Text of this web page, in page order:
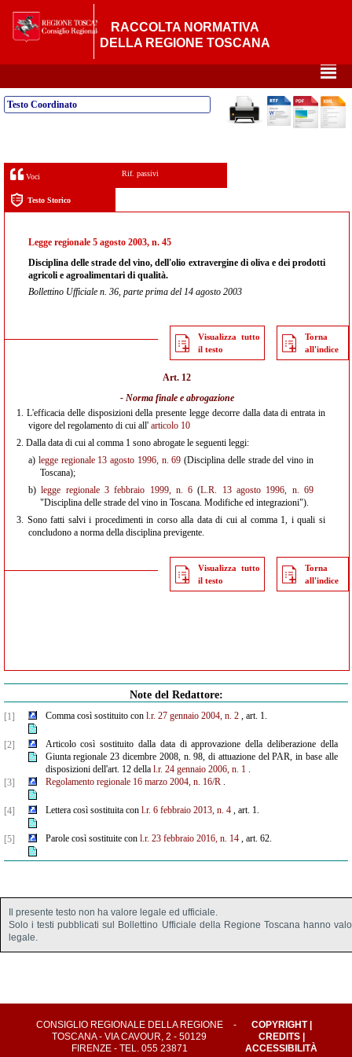
RACCOLTA NORMATIVA
DELLA REGIONE TOSCANA
²
Testo Coordinato
Voci Rif. passivi
Testo Storico
Legge regionale 5 agosto 2003, n. 45
Disciplina delle strade del vino, dell'olio extravergine di oliva e dei prodotti
agricoli e agroalimentari di qualità.
Bollettino Ufficiale n. 36, parte prima del 14 agosto 2003
Visualizza tutto
il testo
Torna
all'indice
Art. 12
- Norma finale e abrogazione
1. L'efficacia delle disposizioni della presente legge decorre dalla data di entrata in
vigore del regolamento di cui all' articolo 10
2. Dalla data di cui al comma 1 sono abrogate le seguenti leggi:
a) legge regionale 13 agosto 1996, n. 69 (Disciplina delle strade del vino in
Toscana);
b) legge regionale 3 febbraio 1999, n. 6 (L.R. 13 agosto 1996, n. 69
"Disciplina delle strade del vino in Toscana. Modifiche ed integrazioni").
3. Sono fatti salvi i procedimenti in corso alla data di cui al comma 1, i quali si
concludono a norma della disciplina previgente.
Visualizza tutto
il testo
Torna
all'indice
Note del Redattore:
[1] Comma così sostituito con l.r. 27 gennaio 2004, n. 2, art. 1.
[2]
Articolo così sostituito dalla data di approvazione della deliberazione della
Giunta regionale 23 dicembre 2008, n. 98, di attuazione del PAR, in base alle
disposizioni dell'art. 12 della l.r. 24 gennaio 2006, n. 1.
[3]
Regolamento regionale 16 marzo 2004, n. 16/R.
[4] Lettera così sostituita con l.r. 6 febbraio 2013, n. 4, art. 1.
[5] Parole così sostituite con l.r. 23 febbraio 2016, n. 14, art. 62.
Il presente testo non ha valore legale ed ufficiale.
Solo i testi pubblicati sul Bollettino Ufficiale della Regione Toscana hanno
legale.
CONSIGLIO REGIONALE DELLA REGIONE
TOSCANA - VIA CAVOUR, 2 - 50129
FIRENZE - TEL. 055 23871
- COPYRIGHT|
CREDITS|
ACCESSIBILITÀ